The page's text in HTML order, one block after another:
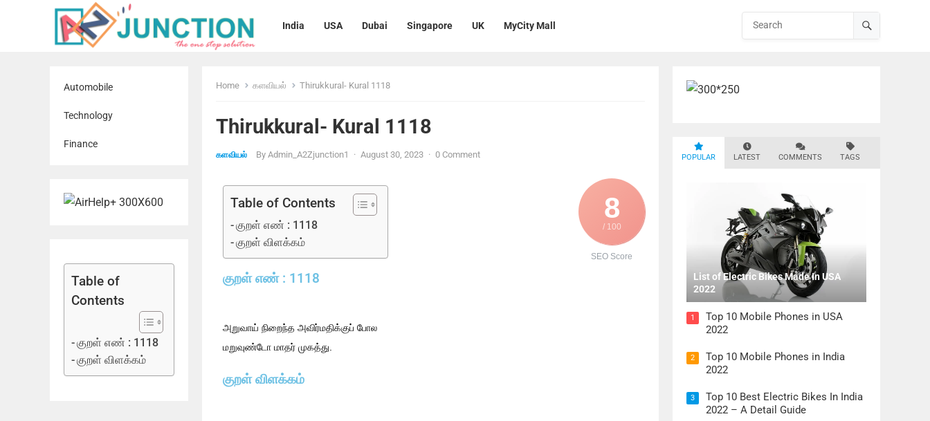
India USA Dubai Singapore UK MyCity Mall
Automobile
Technology
Finance
Table of
Contents
குறள் எண் : 1118
குறள் விளக்கம்
Home களவியல் Thirukkural- Kural 1118
Thirukkural- Kural 1118
களவியல் By Admin_A2Zjunction1 · August 30, 2023 · 0 Comment
8
/ 100
SEO Score
Table of Contents
குறள் எண் : 1118
குறள் விளக்கம்
குறள் எண் : 1118
அறுவாய் நிறைந்த அவிர்மதிக்குப் போல
மறுவுண்டோ மாதர் முகத்து.
குறள் விளக்கம்
POPULAR LATEST COMMENTS TAGS
List of Electric Bikes Made In USA
2022
1
Top 10 Mobile Phones in USA
2022
2
Top 10 Mobile Phones in India
2022
3
Top 10 Best Electric Bikes In India
2022 – A Detail Guide